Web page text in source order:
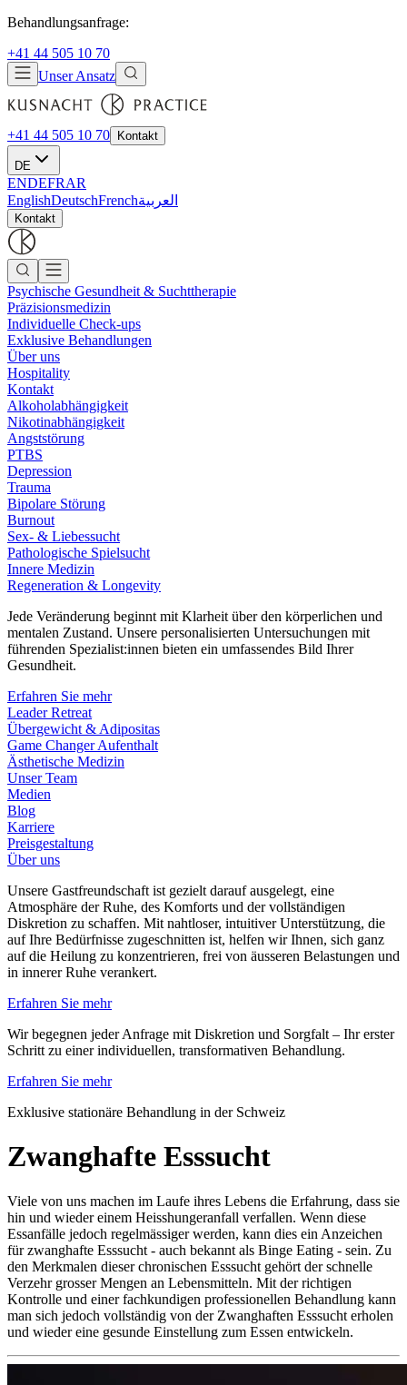
Behandlungsanfrage:
+41 44 505 10 70
Unser Ansatz
+41 44 505 10 70 Kontakt
DE
ENDEFRAR
EnglishDeutschFrenchالعربية
Kontakt
Psychische Gesundheit & Suchttherapie
Präzisionsmedizin
Individuelle Check-ups
Exklusive Behandlungen
Über uns
Hospitality
Kontakt
Alkoholabhängigkeit
Nikotinabhängigkeit
Angststörung
PTBS
Depression
Trauma
Bipolare Störung
Burnout
Sex- & Liebessucht
Pathologische Spielsucht
Innere Medizin
Regeneration & Longevity
Jede Veränderung beginnt mit Klarheit über den körperlichen und
mentalen Zustand. Unsere personalisierten Untersuchungen mit
führenden Spezialist:innen bieten ein umfassendes Bild Ihrer
Gesundheit.
Erfahren Sie mehr
Leader Retreat
Übergewicht & Adipositas
Game Changer Aufenthalt
Ästhetische Medizin
Unser Team
Medien
Blog
Karriere
Preisgestaltung
Über uns
Unsere Gastfreundschaft ist gezielt darauf ausgelegt, eine
Atmosphäre der Ruhe, des Komforts und der vollständigen
Diskretion zu schaffen. Mit nahtloser, intuitiver Unterstützung, die
auf Ihre Bedürfnisse zugeschnitten ist, helfen wir Ihnen, sich ganz
auf die Heilung zu konzentrieren, frei von äusseren Belastungen und
in innerer Ruhe verankert.
Erfahren Sie mehr
Wir begegnen jeder Anfrage mit Diskretion und Sorgfalt – Ihr erster
Schritt zu einer individuellen, transformativen Behandlung.
Erfahren Sie mehr
Exklusive stationäre Behandlung in der Schweiz
Zwanghafte Esssucht
Viele von uns machen im Laufe ihres Lebens die Erfahrung, dass sie
hin und wieder einem Heisshungeranfall verfallen. Wenn diese
Essanfälle jedoch regelmässiger werden, kann dies ein Anzeichen
für zwanghafte Esssucht - auch bekannt als Binge Eating - sein. Zu
den Merkmalen dieser chronischen Esssucht gehört der schnelle
Verzehr grosser Mengen an Lebensmitteln. Mit der richtigen
Kontrolle und einer fachkundigen professionellen Behandlung kann
man sich jedoch vollständig von der Zwanghaften Esssucht erholen
und wieder eine gesunde Einstellung zum Essen entwickeln.